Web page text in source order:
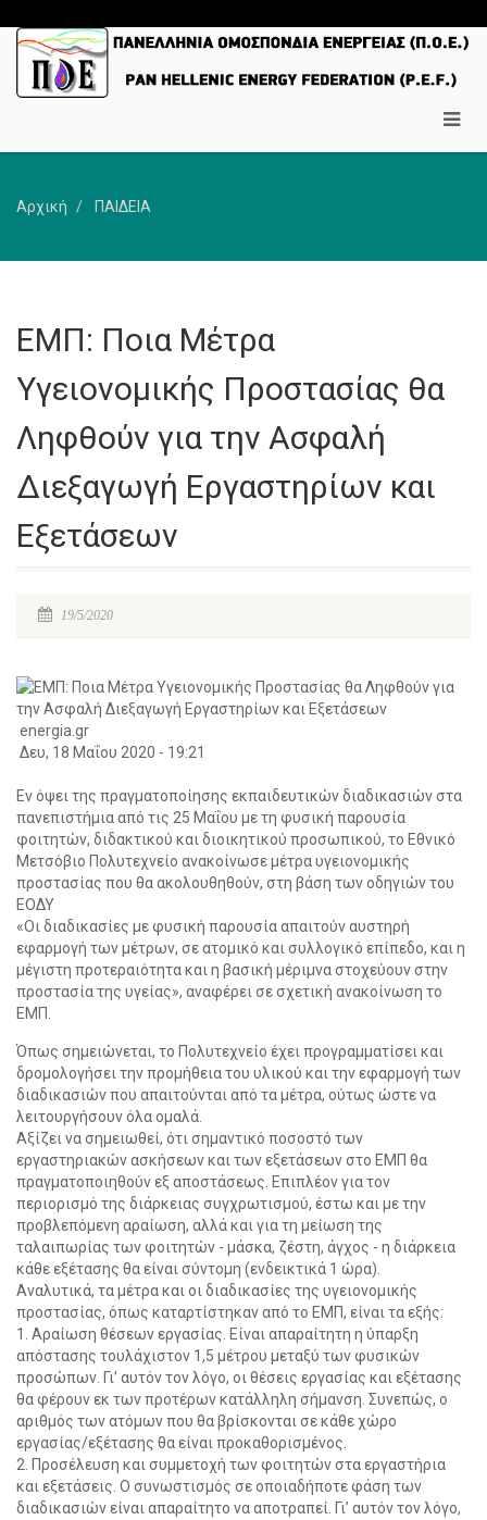
Αρχική ΠΑΙΔΕΙΑ
ΕΜΠ: Ποια Μέτρα
Υγειονομικής Προστασίας θα
Ληφθούν για την Ασφαλή
Διεξαγωγή Εργαστηρίων και
Εξετάσεων
19/5/2020
energia.gr
Δευ, 18 Μαΐου 2020 - 19:21
Εν όψει της πραγματοποίησης εκπαιδευτικών διαδικασιών στα
πανεπιστήμια από τις 25 Μαΐου με τη φυσική παρουσία
φοιτητών, διδακτικού και διοικητικού προσωπικού, το Εθνικό
Μετσόβιο Πολυτεχνείο ανακοίνωσε μέτρα υγειονομικής
προστασίας που θα ακολουθηθούν, στη βάση των οδηγιών του
ΕΟΔΥ
«Οι διαδικασίες με φυσική παρουσία απαιτούν αυστηρή
εφαρμογή των μέτρων, σε ατομικό και συλλογικό επίπεδο, και η
μέγιστη προτεραιότητα και η βασική μέριμνα στοχεύουν στην
προστασία της υγείας», αναφέρει σε σχετική ανακοίνωση το
ΕΜΠ.
Όπως σημειώνεται, το Πολυτεχνείο έχει προγραμματίσει και
δρομολογήσει την προμήθεια του υλικού και την εφαρμογή των
διαδικασιών που απαιτούνται από τα μέτρα, ούτως ώστε να
λειτουργήσουν όλα ομαλά.
Αξίζει να σημειωθεί, ότι σημαντικό ποσοστό των
εργαστηριακών ασκήσεων και των εξετάσεων στο ΕΜΠ θα
πραγματοποιηθούν εξ αποστάσεως. Επιπλέον για τον
περιορισμό της διάρκειας συγχρωτισμού, έστω και με την
προβλεπόμενη αραίωση, αλλά και για τη μείωση της
ταλαιπωρίας των φοιτητών - μάσκα, ζέστη, άγχος - η διάρκεια
κάθε εξέτασης θα είναι σύντομη (ενδεικτικά 1 ώρα).
Αναλυτικά, τα μέτρα και οι διαδικασίες της υγειονομικής
προστασίας, όπως καταρτίστηκαν από το ΕΜΠ, είναι τα εξής:
1. Αραίωση θέσεων εργασίας. Είναι απαραίτητη η ύπαρξη
απόστασης τουλάχιστον 1,5 μέτρου μεταξύ των φυσικών
προσώπων. Γι’ αυτόν τον λόγο, οι θέσεις εργασίας και εξέτασης
θα φέρουν εκ των προτέρων κατάλληλη σήμανση. Συνεπώς, ο
αριθμός των ατόμων που θα βρίσκονται σε κάθε χώρο
εργασίας/εξέτασης θα είναι προκαθορισμένος.
2. Προσέλευση και συμμετοχή των φοιτητών στα εργαστήρια
και εξετάσεις. Ο συνωστισμός σε οποιαδήποτε φάση των
διαδικασιών είναι απαραίτητο να αποτραπεί. Γι’ αυτόν τον λόγο,